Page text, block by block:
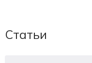
Статьи